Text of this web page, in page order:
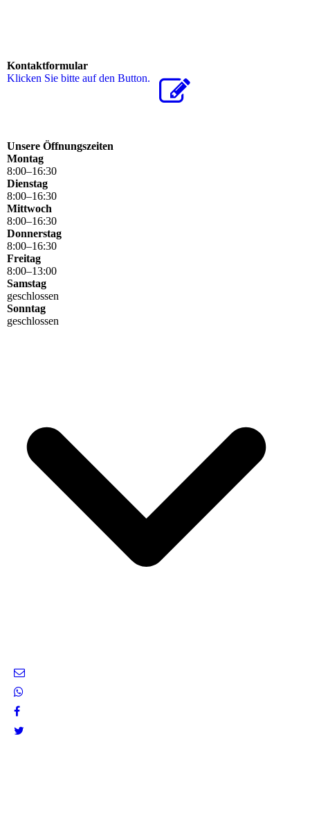
Kontaktformular
Klicken Sie bitte auf den Button.
Unsere Öffnungszeiten
Montag
8:00–16:30
Dienstag
8:00–16:30
Mittwoch
8:00–16:30
Donnerstag
8:00–16:30
Freitag
8:00–13:00
Samstag
geschlossen
Sonntag
geschlossen